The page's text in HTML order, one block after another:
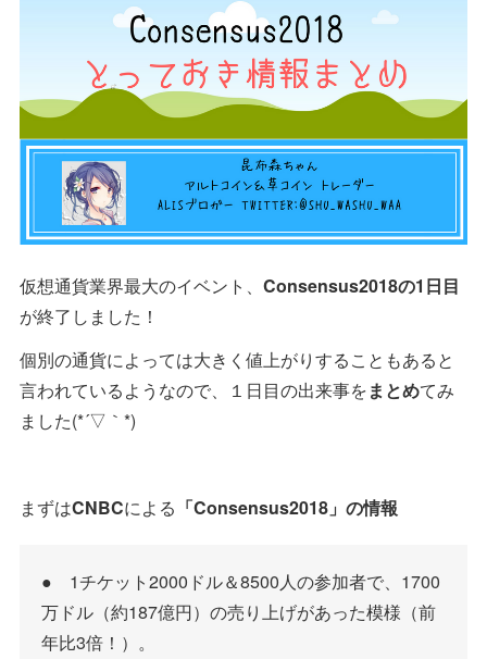
仮想通貨業界最大のイベント、 Consensus2018の1日目
が終了しました！
個別の通貨によっては大きく値上がりすることもあると
言われているようなので、１日目の出来事をまとめてみ
ました(*´▽｀*)
まずはCNBCによる 「Consensus2018」の情報
● 1チケット2000ドル＆8500人の参加者で、1700
万ドル（約187億円）の売り上げがあった模様（前
年比3倍！）。